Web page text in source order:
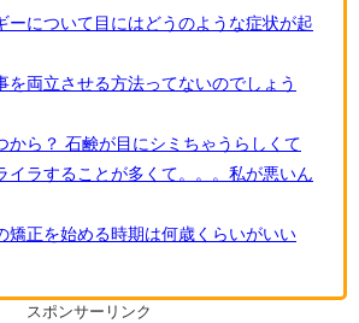
ーについて目にはどうのような症状が起
を両立させる方法ってないのでしょう
から？ 石鹸が目にシミちゃうらしくて
イラすることが多くて。。。私が悪いん
矯正を始める時期は何歳くらいがいい
スポンサーリンク